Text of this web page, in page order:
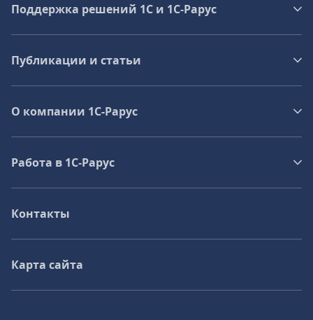
Поддержка решений 1С и 1С‑Рарус
Публикации и статьи
О компании 1C-Рарус
Работа в 1С‑Рарус
Контакты
Карта сайта